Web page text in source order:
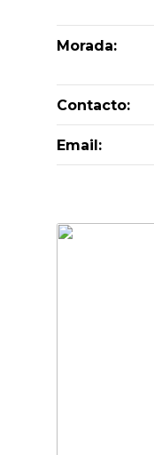
Morada:
Contacto:
Email: